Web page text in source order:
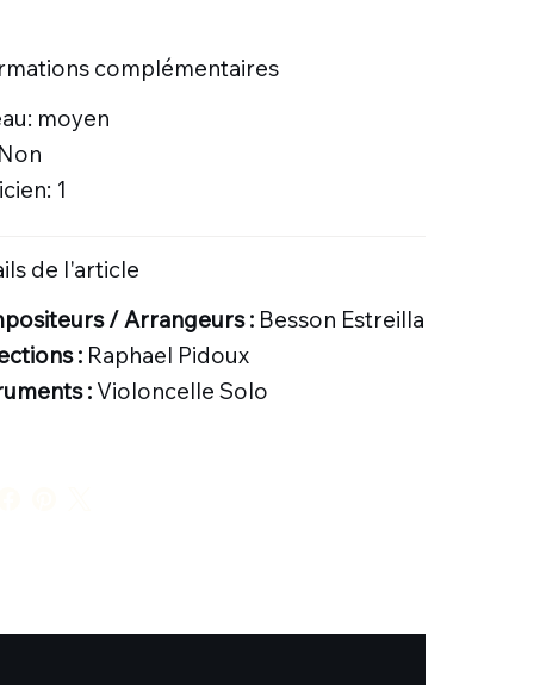
complémentaires
moyen
1
de l'article
/ Arrangeurs :Besson Estreilla
:Raphael Pidoux
:Violoncelle Solo